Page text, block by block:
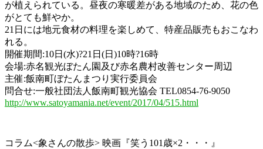
が植えられている。昼夜の寒暖差がある地域のため、花の色
がとても鮮やか。
21日には地元食材の料理を楽しめて、特産品販売もおこなわ
れる。
開催期間:10日(水)?21日(日)10時?16時
会場:赤名観光ぼたん園及び赤名農村改善センター周辺
主催:飯南町ぼたんまつり実行委員会
問合せ:一般社団法人飯南町観光協会 TEL0854-76-9050
http://www.satoyamania.net/event/2017/04/515.html
コラム<象さんの散歩> 映画『笑う101歳×2・・・』